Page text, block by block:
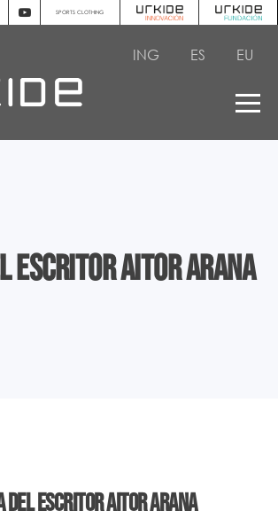
SPORTS CLOTHING
ING ES EU
escritor Aitor Arana
del escritor Aitor Arana